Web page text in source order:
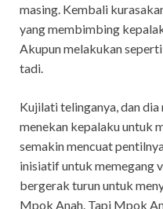
masing. Kembali
yang membimbing
Akupun melakukan
tadi.
Kujilati telinganya, dan dia
menekan kepalaku untuk
semakin mencuat
inisiatif untuk memegang
bergerak turun untuk
Mpok Anah. Tapi Mpok